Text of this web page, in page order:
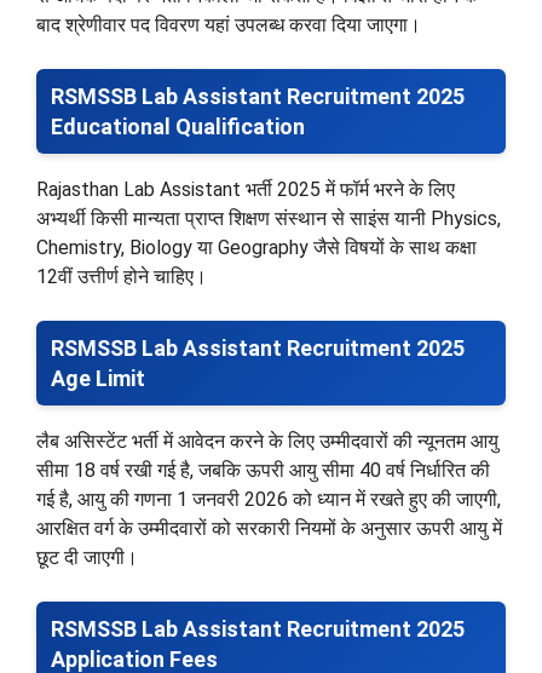
बाद श्रेणीवार पद विवरण यहां उपलब्ध करवा दिया जाएगा।
RSMSSB Lab Assistant Recruitment 2025
Educational Qualification
Rajasthan Lab Assistant भर्ती 2025 में फॉर्म भरने के लिए
अभ्यर्थी किसी मान्यता प्राप्त शिक्षण संस्थान से साइंस यानी Physics,
Chemistry, Biology या Geography जैसे विषयों के साथ कक्षा
12वीं उत्तीर्ण होने चाहिए।
RSMSSB Lab Assistant Recruitment 2025
Age Limit
लैब असिस्टेंट भर्ती में आवेदन करने के लिए उम्मीदवारों की न्यूनतम आयु
सीमा 18 वर्ष रखी गई है, जबकि ऊपरी आयु सीमा 40 वर्ष निर्धारित की
गई है, आयु की गणना 1 जनवरी 2026 को ध्यान में रखते हुए की जाएगी,
आरक्षित वर्ग के उम्मीदवारों को सरकारी नियमों के अनुसार ऊपरी आयु में
छूट दी जाएगी।
RSMSSB Lab Assistant Recruitment 2025
Application Fees